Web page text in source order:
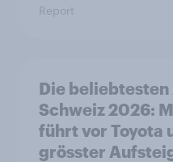
Report
Die
Schweiz 2026:
führt vor Toyota
grösster